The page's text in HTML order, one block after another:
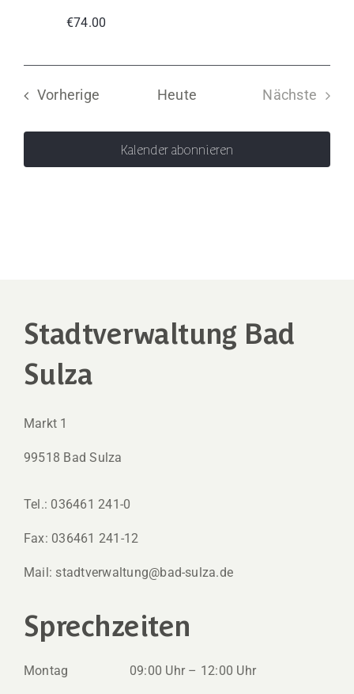
€74.00
Vorherige Veranstaltungen
Heute
Nächste
Kalender abonnieren
Stadtverwaltung Bad
Sulza
Markt 1
99518 Bad Sulza
Tel.: 036461 241-0
Fax: 036461 241-12
Mail: stadtverwaltung@bad-sulza.de
Sprechzeiten
Montag 09:00 Uhr – 12:00 Uhr